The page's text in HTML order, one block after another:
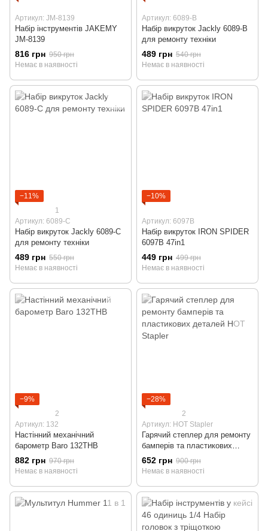
Артикул: JM-8139
Набір інструментів JAKEMY
JM-8139
816 грн 950 грн
Немає в наявності
Артикул: 6089-B
Набір викруток Jackly 6089-B
для ремонту техніки
489 грн 540 грн
Немає в наявності
−11%
1
Артикул: 6089-C
Набір викруток Jackly 6089-C
для ремонту техніки
489 грн 550 грн
Немає в наявності
−10%
Артикул: 6097B
Набір викруток IRON SPIDER
6097B 47in1
449 грн 499 грн
Немає в наявності
−9%
2
Артикул: 132
Настінний механічний
барометр Baro 132THB
882 грн 970 грн
Немає в наявності
−28%
2
Артикул: HOT Stapler
Гарячий степлер для ремонту
бамперів та пластикових
деталей HOT Stapler
652 грн 900 грн
Немає в наявності